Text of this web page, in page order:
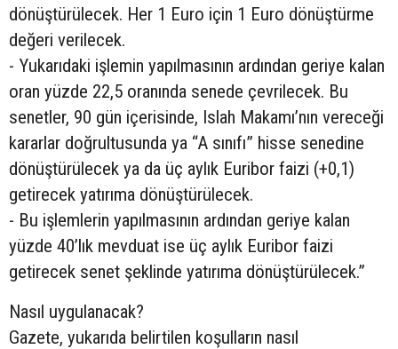
dönüştürülecek. Her 1 Euro için 1 Euro dönüştürme
değeri verilecek.
- Yukarıdaki işlemin yapılmasının ardından geriye kalan
oran yüzde 22,5 oranında senede çevrilecek. Bu
senetler, 90 gün içerisinde, Islah Makamı’nın vereceği
kararlar doğrultusunda ya “A sınıfı” hisse senedine
dönüştürülecek ya da üç aylık Euribor faizi (+0,1)
getirecek yatırıma dönüştürülecek.
- Bu işlemlerin yapılmasının ardından geriye kalan
yüzde 40’lık mevduat ise üç aylık Euribor faizi
getirecek senet şeklinde yatırıma dönüştürülecek.”
Nasıl uygulanacak?
Gazete, yukarıda belirtilen koşulların nasıl